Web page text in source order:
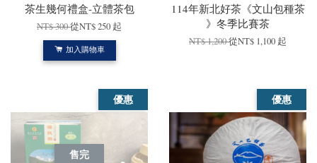
茶生幾何禮盒-立體茶包
NT$ 300從NT$ 250 起
加入購物車
114年新北好茶《文山包種茶
》冬季比賽茶
NT$ 1,200從NT$ 1,100 起
優惠
售完
優惠